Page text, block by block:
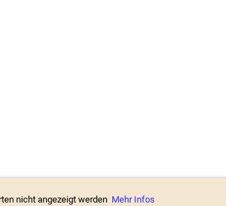
nicht angezeigt werden Mehr Infos